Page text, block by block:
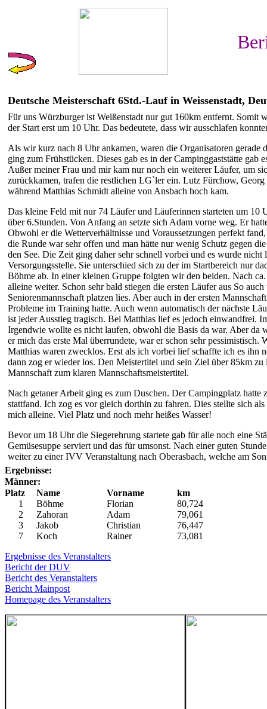
Deutsche Meisterschaft 6Std.-Lauf in Weissenstadt,
Für uns Würzburger ist Weißenstadt nur gut 160km entfernt.
der Start erst um 10 Uhr. Das bedeutete, dass wir ausschlafen
Als wir kurz nach 8 Uhr ankamen, waren die Organisatoren gerade
ging zum Frühstücken. Dieses gab es in der Campinggaststätte
Außer meiner Frau und mir kam nur noch ein weiterer Läufer, um
zurückkamen, trafen die restlichen LG`ler ein. Lutz Fürchow,
während Matthias Schmidt alleine von Ansbach hoch kam.
Das kleine Feld mit nur 74 Läufer und Läuferinnen starteten um 10
über 6.Stunden. Von Anfang an setzte sich Adam vorne weg. Er
Obwohl er die Wetterverhältnisse und Voraussetzungen perfekt
die Runde war sehr offen und man hätte nur wenig Schutz gegen
den See. Die Zeit ging daher sehr schnell vorbei und es wurde
Versorgungsstelle. Sie unterschied sich zu der im Startbereich nur
Böhme ab. In einer kleinen Gruppe folgten wir den beiden. Nach
alleine weiter. Schon sehr bald stiegen die ersten Läufer aus So
Seniorenmannschaft platzen lies. Aber auch in der ersten
Probleme im Training hatte. Auch wenn automatisch der nächste
ist jeder Ausstieg tragisch. Bei Matthias lief es jedoch einwandfrei.
Irgendwie wollte es nicht laufen, obwohl die Basis da war. Aber
er mich das erste Mal überrundete, war er schon sehr
Matthias waren zwecklos. Erst als ich vorbei lief schaffte ich es ihn
dann zog er wieder los. Den Meistertitel und sein Ziel über 85km
Mannschaft zum klaren Mannschaftsmeistertitel.
Nach getaner Arbeit ging es zum Duschen. Der Campingplatz
stattfand. Ich zog es vor gleich dorthin zu fahren. Dies stellte sich
mich alleine. Viel Platz und noch mehr heißes Wasser!
Bevor um 18 Uhr die Siegerehrung startete gab für alle noch eine
Gemüsesuppe serviert und das für umsonst. Nach einer guten
weiter zu einer IVV Veranstaltung nach Oberasbach, welche am
Ergebnisse:
Männer:
Platz
Name Vorname
km
1
Böhme Florian
80,724
2
Zahoran Adam
79,061
3
Jakob Christian
76,447
7
Koch Rainer
73,081
Ergebnisse des Veranstalters
Bericht der DUV
Bericht des Veranstalters
Bericht Mainpost
Homepage des Veranstalters